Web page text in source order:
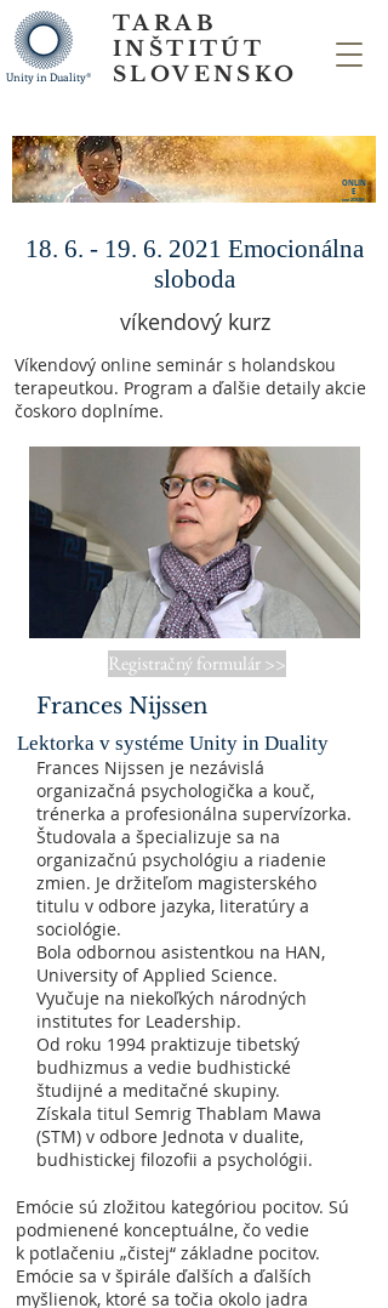
TARAB
INŠTITÚT
SLOVENSKO
Unity in Duality®
ONLIN
E
cez ZOOM
18. 6. - 19. 6. 2021 Emocionálna
sloboda
víkendový kurz
Víkendový online seminár s holandskou
terapeutkou. Program a ďalšie detaily akcie
čoskoro doplníme.
Registračný formulár >>
Frances Nijssen
Lektorka v systéme Unity in Duality
Frances Nijssen je nezávislá
organizačná psychologička a kouč,
trénerka a profesionálna supervízorka.
Študovala a špecializuje sa na
organizačnú psychológiu a riadenie
zmien. Je držiteľom magisterského
titulu v odbore jazyka, literatúry a
sociológie.
Bola odbornou asistentkou na HAN,
University of Applied Science.
Vyučuje na niekoľkých národných
institutes for Leadership.
Od roku 1994 praktizuje tibetský
budhizmus a vedie budhistické
študijné a meditačné skupiny.
Získala titul Semrig Thablam Mawa
(STM) v odbore Jednota v dualite,
budhistickej filozofii a psychológii.
Emócie sú zložitou kategóriou pocitov. Sú
podmienené konceptuálne, čo vedie
k potlačeniu „čistej“ základne pocitov.
Emócie sa v špirále ďalších a ďalších
myšlienok, ktoré sa točia okolo jadra